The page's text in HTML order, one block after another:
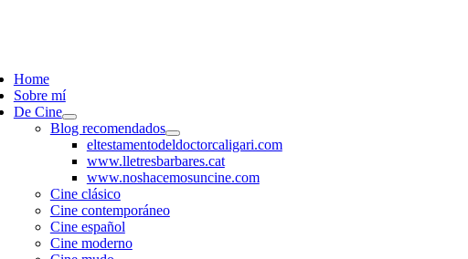
Home
Sobre mí
De Cine
Blog recomendados
eltestamentodeldoctorcaligari.com
www.lletresbarbares.cat
www.noshacemosuncine.com
Cine clásico
Cine contemporáneo
Cine español
Cine moderno